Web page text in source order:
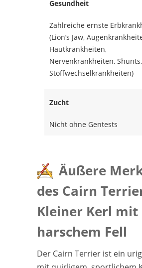
Gesundheit
Zahlreiche ernste
(Lion’s Jaw,
Hautkrankheiten,
Nervenkrankheiten, Shunts,
Stoffwechselkrankheiten)
Zucht
Nicht ohne Gentests
Äußere
des Cairn
Kleiner Kerl mit
harschem Fell
Der Cairn Terrier ist ein